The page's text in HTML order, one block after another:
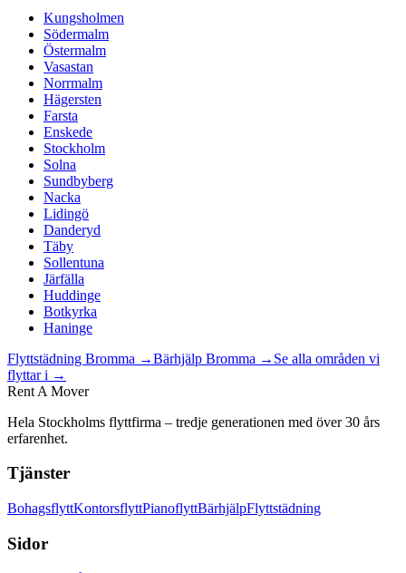
Kungsholmen
Södermalm
Östermalm
Vasastan
Norrmalm
Hägersten
Farsta
Enskede
Stockholm
Solna
Sundbyberg
Nacka
Lidingö
Danderyd
Täby
Sollentuna
Järfälla
Huddinge
Botkyrka
Haninge
Flyttstädning Bromma →Bärhjälp Bromma → Se alla områden vi
flyttar i →
Rent A Mover
Hela Stockholms flyttfirma – tredje generationen med över 30 års
erfarenhet.
Tjänster
BohagsflyttKontorsflyttPianoflyttBärhjälpFlyttstädning
Sidor